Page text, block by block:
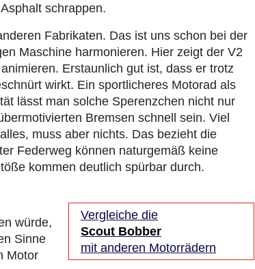
schrappen.
Fabrikaten. Das ist uns schon bei der
Maschine harmonieren. Hier zeigt der V2
Erstaunlich gut ist, dass er trotz
wirkt. Ein sportlicheres Motorad als
lässt man solche Sperenzchen nicht nur
Bremsen schnell sein. Viel
muss aber nichts. Das bezieht die
Federweg können naturgemäß keine
kommen deutlich spürbar durch.
würde,
Sinne
Motor
Vergleiche die
Scout Bobber
mit anderen Motorrädern